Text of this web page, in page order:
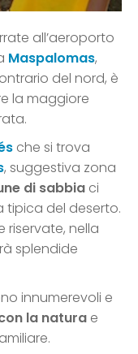
all’aeroporto
Maspalomas,
del nord, è
la maggiore
che si trova
, suggestiva zona
di sabbia ci
tipica del deserto.
riservate, nella
splendide
innumerevoli e
la natura e